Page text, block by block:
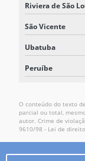
Riviera de São
São Vicente
Ubatuba
Peruíbe
O conteúdo do texto
parcial ou total,
autor. Crime de
9610/98 - Lei de